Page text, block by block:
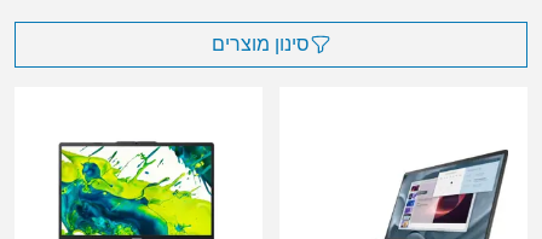
סינון מוצרים